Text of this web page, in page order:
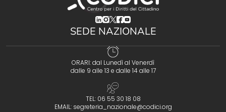
(opens in a new tab)
(opens in a new tab)
(opens in a new tab)
(opens in a new tab)
(opens in a new tab)
SEDE NAZIONALE
ORARI: dal Lunedì al Venerdì
dalle 9 alle 13 e dalle 14 alle 17
TEL: 06 55 30 18 08
EMAIL: segreteria_nazionale@codici.org